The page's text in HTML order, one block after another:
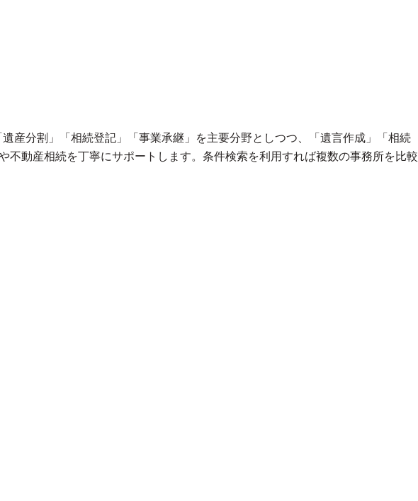
産分割」「相続登記」「事業承継」を主要分野としつつ、「遺言作成」「相続
動産相続を丁寧にサポートします。条件検索を利用すれば複数の事務所を比較